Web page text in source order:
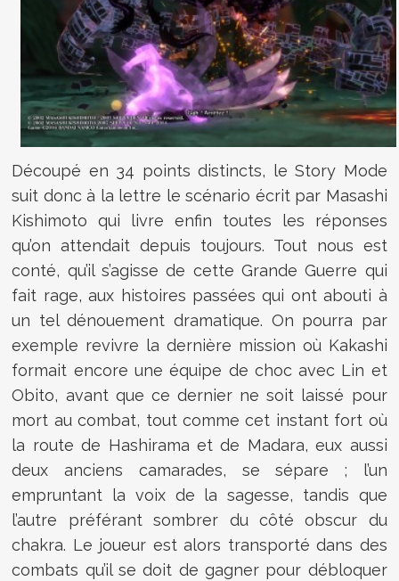
Découpé en 34 points distincts, le Story Mode
suit donc à la lettre le scénario écrit par Masashi
Kishimoto qui livre enfin toutes les réponses
qu’on attendait depuis toujours. Tout nous est
conté, qu’il s’agisse de cette Grande Guerre qui
fait rage, aux histoires passées qui ont abouti à
un tel dénouement dramatique. On pourra par
exemple revivre la dernière mission où Kakashi
formait encore une équipe de choc avec Lin et
Obito, avant que ce dernier ne soit laissé pour
mort au combat, tout comme cet instant fort où
la route de Hashirama et de Madara, eux aussi
deux anciens camarades, se sépare ; l’un
empruntant la voix de la sagesse, tandis que
l’autre préférant sombrer du côté obscur du
chakra. Le joueur est alors transporté dans des
combats qu’il se doit de gagner pour débloquer